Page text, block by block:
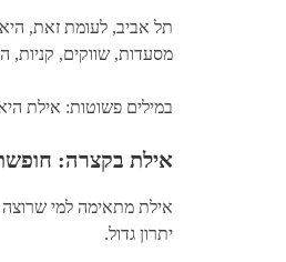
תל אביב, לעומת זאת,
מסעדות, שווקים, קניות,
במילים פשוטות: אילת
אילת בקצרה:
אילת מתאימה למי שרוצה
יתרון גדול.